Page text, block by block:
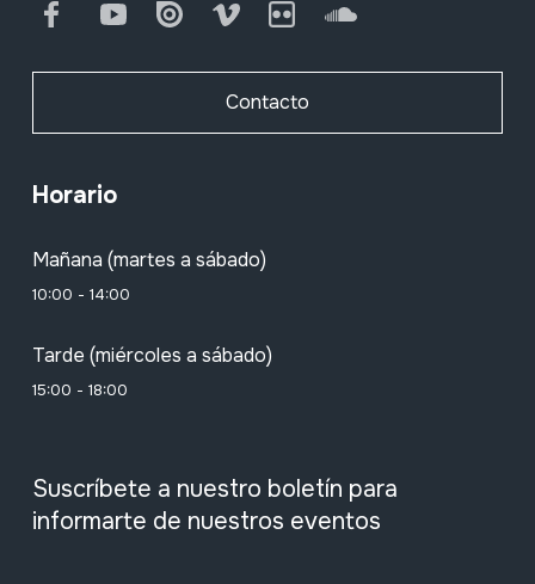
FacebookYoutube Issuu Vimeo Flickr SoundCloud
Contacto
Horario
Mañana (martes a sábado)
10:00 - 14:00
Tarde (miércoles a sábado)
15:00 - 18:00
Suscríbete a nuestro boletín para
informarte de nuestros eventos